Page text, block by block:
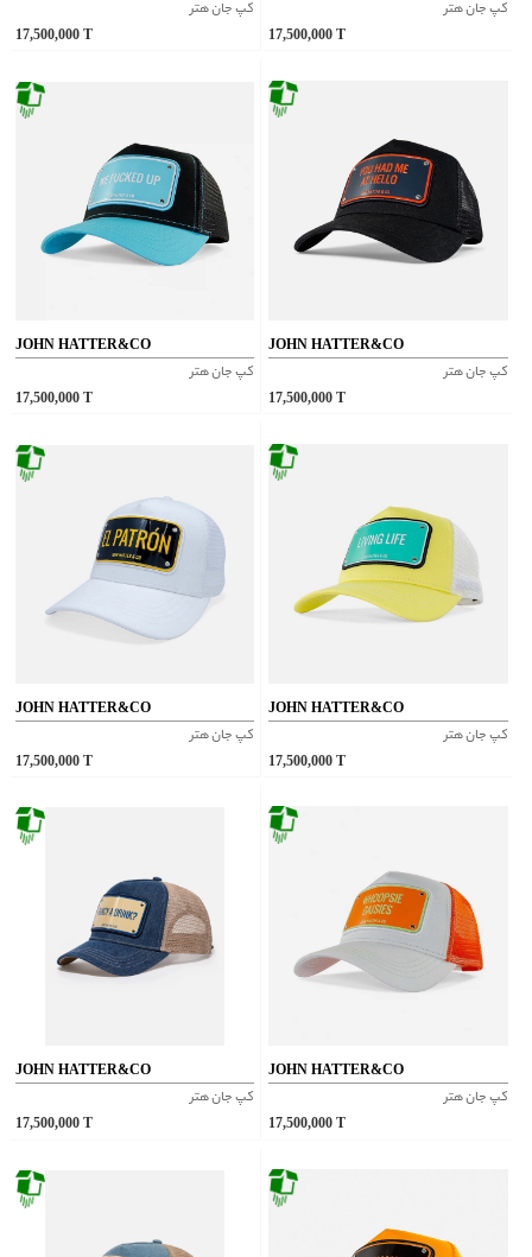
کپ جان هتر
17,500,000
کپ جان هتر
17,500,000
JOHN HATTER&CO
کپ جان هتر
17,500,000
JOHN HATTER&CO
کپ جان هتر
17,500,000
JOHN HATTER&CO
کپ جان هتر
17,500,000
JOHN HATTER&CO
کپ جان هتر
17,500,000
JOHN HATTER&CO
کپ جان هتر
17,500,000
JOHN HATTER&CO
کپ جان هتر
17,500,000